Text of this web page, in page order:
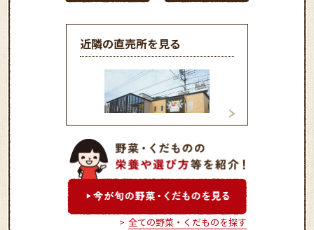
近隣の直売所を見る
グリーンショップ多摩
町田市農業協同
リハウスさかい
全ての野菜・くだものを探す